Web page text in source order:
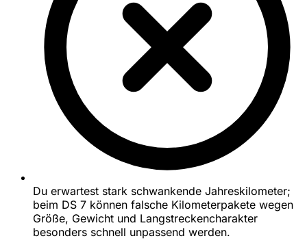
Du erwartest stark schwankende Jahreskilometer;
beim DS 7 können falsche Kilometerpakete wegen
Größe, Gewicht und Langstreckencharakter
besonders schnell unpassend werden.